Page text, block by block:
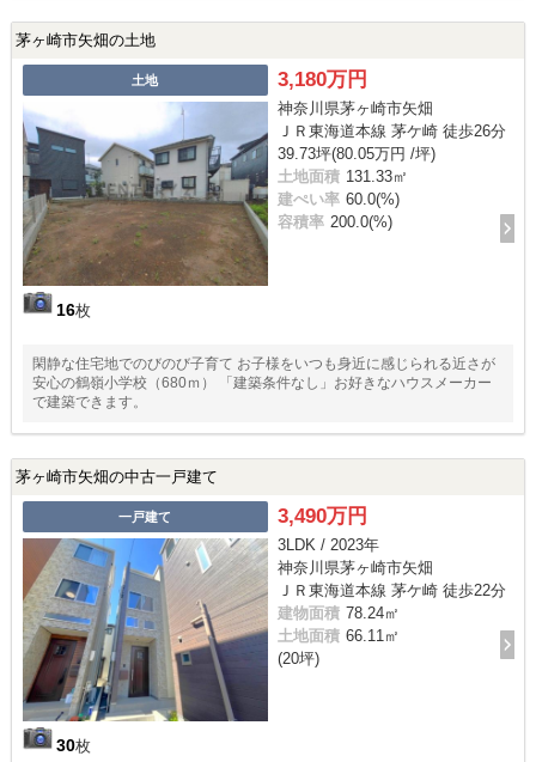
茅ヶ崎市矢畑の土地
土地
16枚
3,180万円
神奈川県茅ヶ崎市矢畑
ＪＲ東海道本線 茅ケ崎 徒歩26分
39.73坪(80.05万円 /坪)
土地面積 131.33㎡
建ぺい率 60.0(%)
容積率 200.0(%)
閑静な住宅地でのびのび子育て お子様をいつも身近に感じられる近さが
安心の鶴嶺小学校（680ｍ） 「建築条件なし」お好きなハウスメーカー
で建築できます。
茅ヶ崎市矢畑の中古一戸建て
一戸建て
30枚
3,490万円
3LDK / 2023年
神奈川県茅ヶ崎市矢畑
ＪＲ東海道本線 茅ケ崎 徒歩22分
建物面積 78.24㎡
土地面積 66.11㎡
(20坪)